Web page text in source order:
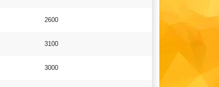
2600
3100
3000